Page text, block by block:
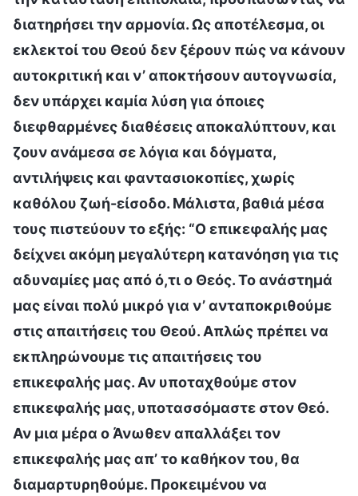
διατηρήσει την αρμονία. Ως αποτέλεσμα, οι
εκλεκτοί του Θεού δεν ξέρουν πώς να κάνουν
αυτοκριτική και ν’ αποκτήσουν αυτογνωσία,
δεν υπάρχει καμία λύση για όποιες
διεφθαρμένες διαθέσεις αποκαλύπτουν, και
ζουν ανάμεσα σε λόγια και δόγματα,
αντιλήψεις και φαντασιοκοπίες, χωρίς
καθόλου ζωή-είσοδο. Μάλιστα, βαθιά μέσα
τους πιστεύουν το εξής: “Ο επικεφαλής μας
δείχνει ακόμη μεγαλύτερη κατανόηση για τις
αδυναμίες μας από ό,τι ο Θεός. Το ανάστημά
μας είναι πολύ μικρό για ν’ ανταποκριθούμε
στις απαιτήσεις του Θεού. Απλώς πρέπει να
εκπληρώνουμε τις απαιτήσεις του
επικεφαλής μας. Αν υποταχθούμε στον
επικεφαλής μας, υποτασσόμαστε στον Θεό.
Αν μια μέρα ο Άνωθεν απαλλάξει τον
επικεφαλής μας απ’ το καθήκον του, θα
διαμαρτυρηθούμε. Προκειμένου να